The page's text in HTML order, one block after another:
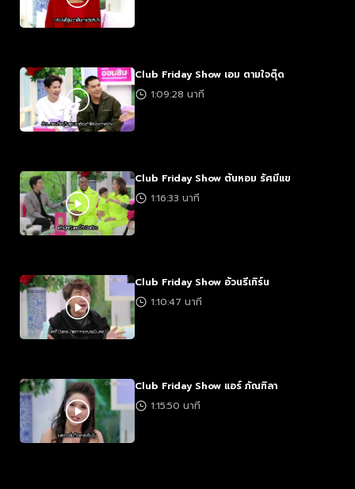
Club Friday Show เอม ตามใจตุ๊ด
1:09:28 นาที
Club Friday Show ต้นหอม รัศมีแข
1:16:33 นาที
Club Friday Show อ้วนรีเทิร์น
1:10:47 นาที
Club Friday Show แอร์ ภัณฑิลา
1:15:50 นาที